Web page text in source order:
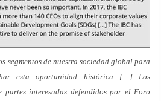
segmentos de nuestra sociedad global para
esta oportunidad histórica […] Los
interesadas defendidos por el Foro